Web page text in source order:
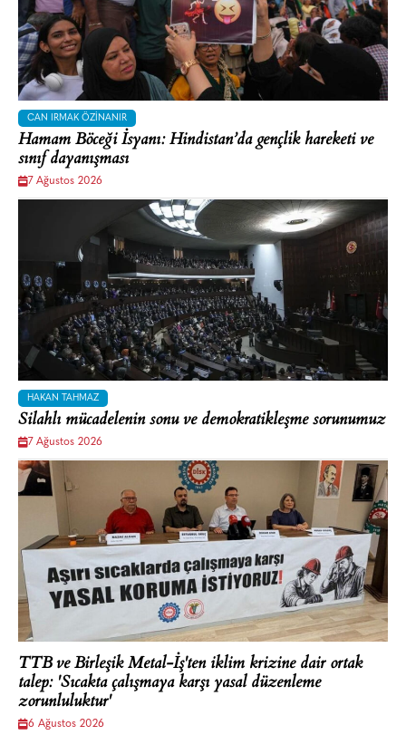
CAN IRMAK ÖZINANIR
Hamam Böceği İsyanı: Hindistan’da gençlik hareketi ve
sınıf dayanışması
7 Ağustos 2026
HAKAN TAHMAZ
Silahlı mücadelenin sonu ve demokratikleşme sorunumuz
7 Ağustos 2026
TTB ve Birleşik Metal-İş'ten iklim krizine dair ortak
talep: 'Sıcakta çalışmaya karşı yasal düzenleme
zorunluluktur'
6 Ağustos 2026